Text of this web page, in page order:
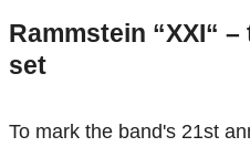
Rammstein “XXI“
set
To mark the band's 21st